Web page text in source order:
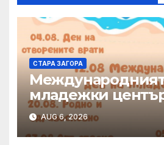
СТАРА ЗАГОРА
младежки център в
Загора представя
програма от
през август
AUG 6, 2026